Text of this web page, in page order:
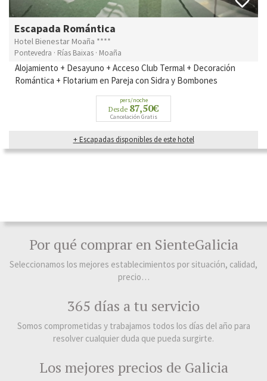
Escapada Romántica
Hotel Bienestar Moaña ****
Pontevedra · Rías Baixas · Moaña
Alojamiento + Desayuno + Acceso Club Termal + Decoración
Romántica + Flotarium en Pareja con Sidra y Bombones
pers/noche
Desde 87,50€
Cancelación Gratis
+ Escapadas disponibles de este hotel
Por qué comprar en SienteGalicia
Seleccionamos los mejores establecimientos por situación, calidad,
precio…
365 días a tu servicio
Somos comprometidas y trabajamos todos los días del año para
resolver cualquier duda que pueda surgirte.
Los mejores precios de Galicia